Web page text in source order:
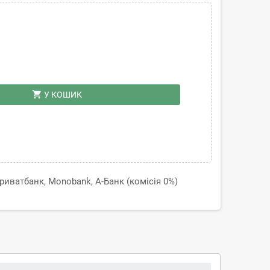
shopping_cart У КОШИК
Monobank, А-Банк (комісія 0%)